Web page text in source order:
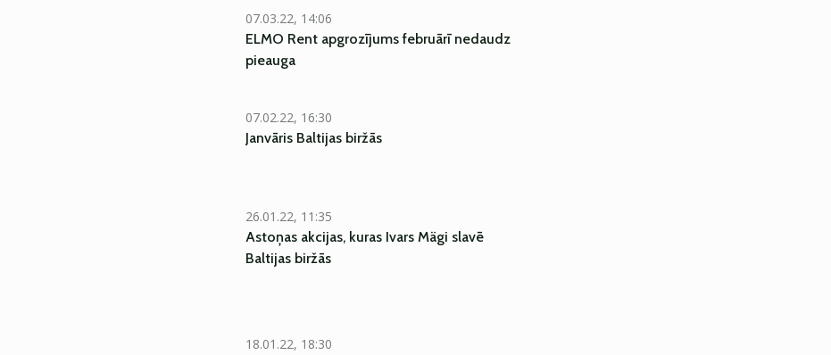
07.03.22, 14:06
ELMO Rent apgrozījums februārī nedaudz
pieauga
07.02.22, 16:30
Janvāris Baltijas biržās
26.01.22, 11:35
Astoņas akcijas, kuras Ivars Mägi slavē
Baltijas biržās
18.01.22, 18:30